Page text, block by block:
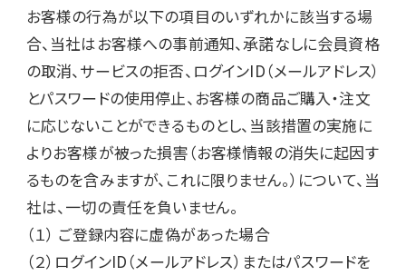
お客様の行為が以下の項目のいずれかに該当する場
合、当社はお客様への事前通知、承諾なしに会員資格
の取消、サービスの拒否、ログインID（メールアドレス）
とパスワードの使用停止、お客様の商品ご購入・注文
に応じないことができるものとし、当該措置の実施に
よりお客様が被った損害（お客様情報の消失に起因す
るものを含みますが、これに限りません。）について、当
社は、一切の責任を負いません。
（１） ご登録内容に虚偽があった場合
（２）ログインID（メールアドレス）またはパスワードを